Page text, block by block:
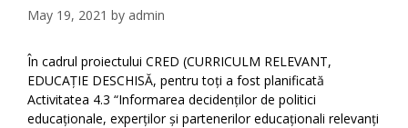
May 19, 2021 by admin
În cadrul proiectului CRED (CURRICULM RELEVANT,
EDUCAȚIE DESCHISĂ, pentru toți a fost planificată
Activitatea 4.3 “Informarea decidenților de politici
educaționale, experților și partenerilor educaționali relevanți